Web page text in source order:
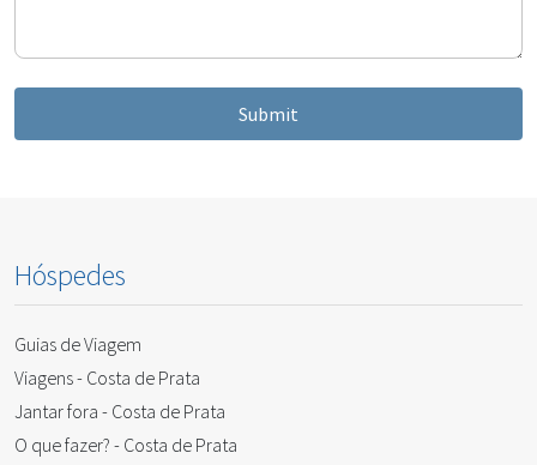
Submit
Hóspedes
Guias de Viagem
Viagens - Costa de Prata
Jantar fora - Costa de Prata
O que fazer? - Costa de Prata